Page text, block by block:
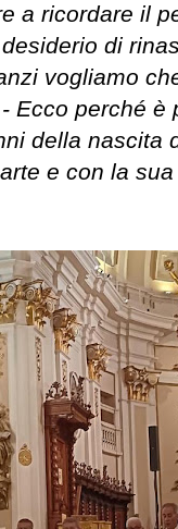
a ricordare il
di
vogliamo
Ecco perché è
della nascita
e con la